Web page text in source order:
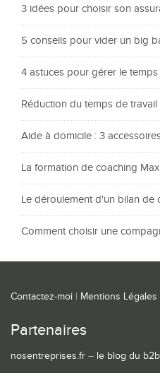
3 idées pour choisir son
5 conseils pour vider un big
4 astuces pour gérer le
Réduction du temps de
Aide à domicile : 3
La formation de coaching
Le déroulement d'un bilan de
Comment choisir une
Contactez-moi | Mentions Légales
Partenaires
nosentreprises.fr – le blog du b2b